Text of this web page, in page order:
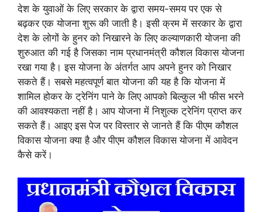
देश के युवाओं के लिए सरकार के द्वारा समय-समय पर एक से
बढ़कर एक योजना शुरू की जाती है। इसी क्रम में सरकार के द्वारा
देश के लोगों के हुनर को निखारने के लिए कल्याणकारी योजना की
शुरुआत की गई है जिसका नाम प्रधानमंत्री कौशल विकास योजना
रखा गया है। इस योजना के अंतर्गत आप अपने हुनर को निखार
सकते हैं। सबसे महत्वपूर्ण बात योजना की यह है कि योजना में
शामिल होकर के ट्रेनिंग पाने के लिए आपको बिल्कुल भी फीस भरने
की आवश्यकता नहीं है। आप योजना में निशुल्क ट्रेनिंग प्राप्त कर
सकते हैं। आइए इस पेज पर विस्तार से जानते हैं कि पीएम कौशल
विकास योजना क्या है और पीएम कौशल विकास योजना में आवेदन
कैसे करें।